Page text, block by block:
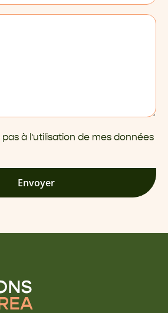
à l'utilisation de mes données
Envoyer